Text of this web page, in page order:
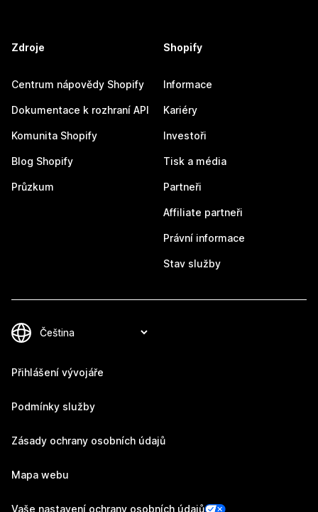
Zdroje
Centrum nápovědy Shopify
Dokumentace k rozhraní API
Komunita Shopify
Blog Shopify
Průzkum
Shopify
Informace
Kariéry
Investoři
Tisk a média
Partneři
Affiliate partneři
Právní informace
Stav služby
Přihlášení vývojáře
Podmínky služby
Zásady ochrany osobních údajů
Mapa webu
Vaše nastavení ochrany osobních údajů